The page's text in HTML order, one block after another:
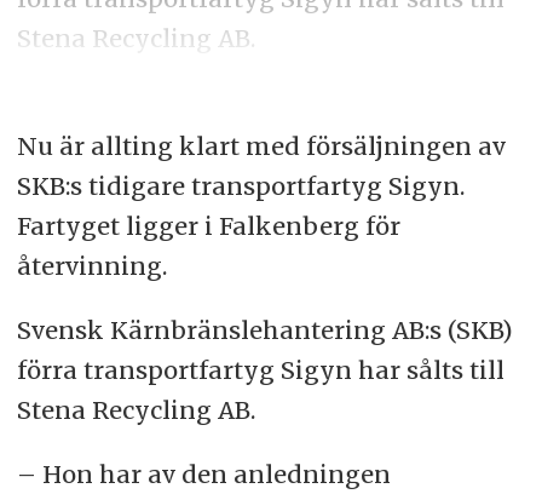
Stena Recycling AB.
Nu är allting klart med försäljningen av
SKB:s tidigare transportfartyg Sigyn.
Fartyget ligger i Falkenberg för
återvinning.
Svensk Kärnbränslehantering AB:s (SKB)
förra transportfartyg Sigyn har sålts till
Stena Recycling AB.
– Hon har av den anledningen